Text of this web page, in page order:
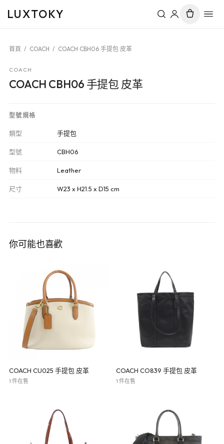
LUXTOKY
首頁 / COACH / COACH CBH06 手提包 皮革
COACH
COACH CBH06 手提包 皮革
型號規格
類型 手提包
型號 CBH06
物料 Leather
尺寸 W23 x H21.5 x D15 cm
你可能也喜歡
COACH CU025 手提包 皮革
1 件在售
COACH CO839 手提包 皮革
1 件在售